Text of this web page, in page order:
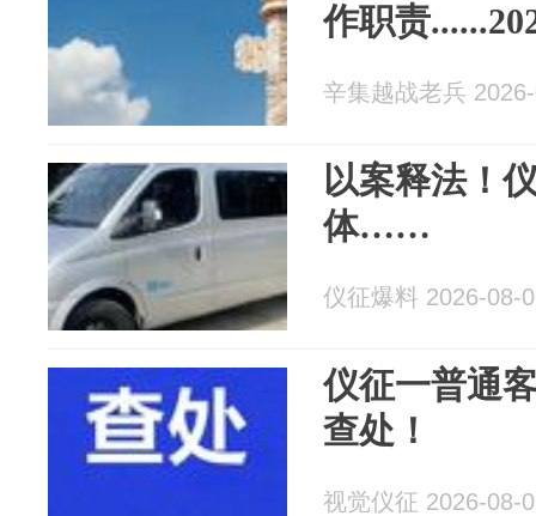
作职责
辛集越战老兵
以案释法！
体……
仪征爆料 2026-08-
仪征一普通
查处！
视觉仪征 2026-08-